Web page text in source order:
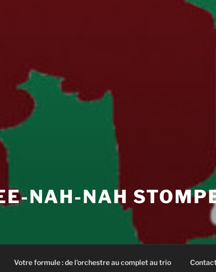
NAH-NAH
Votre formule : de l’orchestre au complet au trio